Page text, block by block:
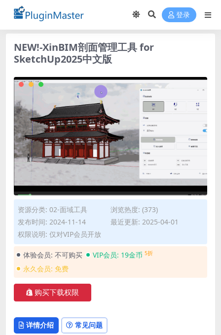
登录
NEW!-XinBIM剖面管理工具 for
SketchUp2025中文版
资源分类: 02-面域工具
浏览热度: (373)
发布时间: 2024-11-14
最近更新: 2025-04-01
权限说明: 仅对VIP会员开放
体验会员: 不可购买 VIP会员: 19金币 5折
永久会员: 免费
购买下载权限
详情介绍 常见问题